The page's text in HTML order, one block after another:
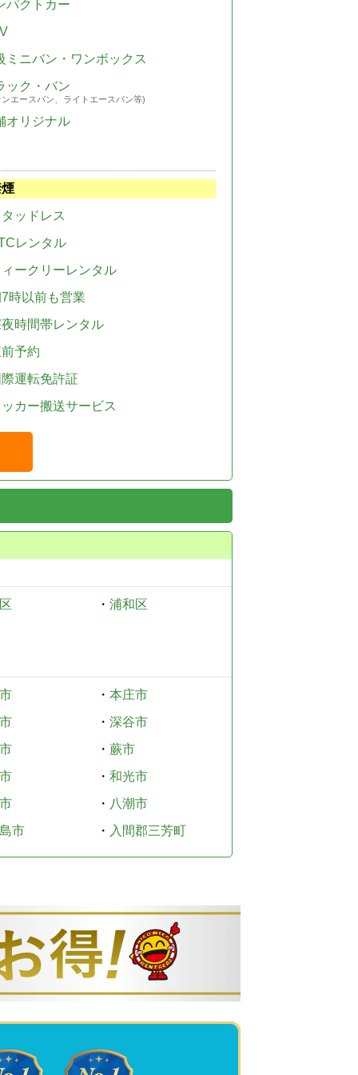
パクトカー
ミニバン・ワンボックス
ック・バン
エースバン、ライトエースバン等)
オリジナル
ッドレス
レンタル
ークリーレンタル
時以前も営業
時間帯レンタル
予約
運転免許証
カー搬送サービス
・ 浦和区
・ 本庄市
・ 深谷市
・ 蕨市
・ 和光市
・ 八潮市
市
・ 入間郡三芳町